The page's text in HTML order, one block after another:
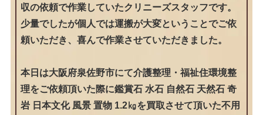
収の依頼で作業していたクリニーズスタッフです。
少量でしたが個人では運搬が大変ということでご依
頼いただき、喜んで作業させていただきました。
本日は大阪府泉佐野市にて介護整理・福祉住環境整
理をご依頼頂いた際に鑑賞石 水石 自然石 天然石 奇
岩 日本文化 風景 置物 1.2㎏を買取させて頂いた不用